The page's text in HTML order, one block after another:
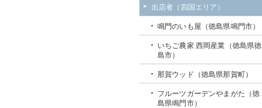
出店者（四国エリア）
鳴門のいも屋（徳島県鳴門市）
いちご農家 西岡産業（徳島県徳
島市）
那賀ウッド（徳島県那賀町）
フルーツガーデンやまがた（徳
島県鳴門市）